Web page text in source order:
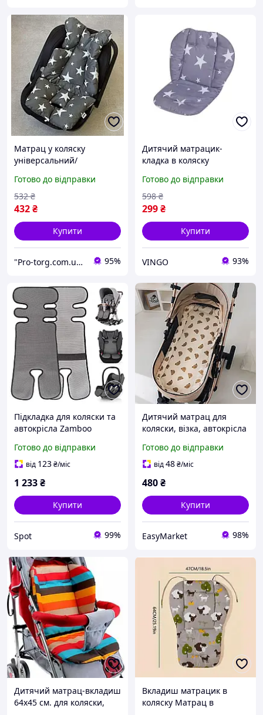
Матрац у коляску
універсальний/
годування
Готово до відправки
432₴
532 ₴
Купити
"Pro-torg.com.ua" - інтернет-магазин дитячих товарів та іграшок 95%
Дитячий матрацик-
кладка в коляску
стільчика, автокрісла.
Матрац у дитячу коляску
Готово до відправки
299₴
598 ₴
Купити
VINGO 93%
Підкладка для коляски та
автокрісла Zamboo
універсальна з 3D
вентиляцією сірий 79х34
Готово до відправки
від 123₴/міс
1 233₴
Купити
Spot 99%
Дитячий матрац для
коляски, візка, автокрісла
принтом ведмедики м
який, дихаючий,
Готово до відправки
від48₴/міс
480₴
Купити
EasyMarket 98%
Дитячий матрац-вкладиш
64x45 см. для коляски,
Вкладиш матрацик в
коляску Матрац в